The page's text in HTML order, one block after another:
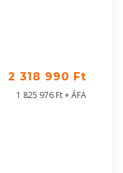
2 318 990 Ft
1 825 976 Ft + ÁFA